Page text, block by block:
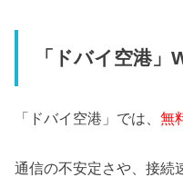
「ドバイ空港」
「ドバイ空港」では、無
通信の不安定さや、接続